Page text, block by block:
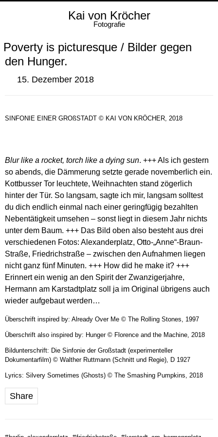
Kai von Kröcher
Fotografie
Poverty is picturesque / Bilder gegen
den Hunger.
15. Dezember 2018
SINFONIE EINER GROßSTADT © KAI VON KRÖCHER, 2018
Blur like a rocket, torch like a dying sun. +++ Als ich gestern
so abends, die Dämmerung setzte gerade novemberlich ein.
Kottbusser Tor leuchtete, Weihnachten stand zögerlich
hinter der Tür. So langsam, sagte ich mir, langsam solltest
du dich endlich einmal nach einer geringfügig bezahlten
Nebentätigkeit umsehen – sonst liegt in diesem Jahr nichts
unter dem Baum. +++ Das Bild oben also besteht aus drei
verschiedenen Fotos: Alexanderplatz, Otto-„Anne“-Braun-
Straße, Friedrichstraße – zwischen den Aufnahmen liegen
nicht ganz fünf Minuten. +++ How did he make it? +++
Erinnert ein wenig an den Spirit der Zwanzigerjahre,
Hermann am Karstadtplatz soll ja im Original übrigens auch
wieder aufgebaut werden…
Überschrift inspired by: Already Over Me © The Rolling Stones, 1997
Überschrift also inspired by: Hunger © Florence and the Machine, 2018
Bildunterschrift: Die Sinfonie der Großstadt (experimenteller
Dokumentarfilm) © Walther Ruttmann (Schnitt und Regie), D 1927
Lyrics: Silvery Sometimes (Ghosts) © The Smashing Pumpkins, 2018
Share